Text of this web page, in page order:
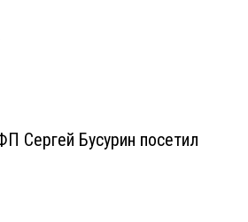
Сергей Бусурин посетил